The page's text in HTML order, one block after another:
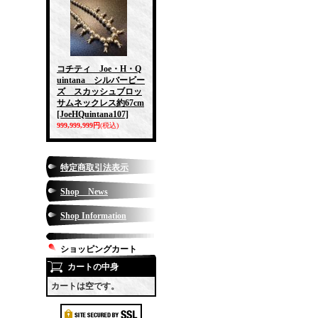
コチティ Joe・H・Q
uintana シルバービー
ズ スカッシュブロッ
サムネックレス約67cm
[JoeHQuintana107]
999,999,999円(税込)
特定商取引法表示
Shop News
Shop Information
ショッピングカート
カートの中身
カートは空です。